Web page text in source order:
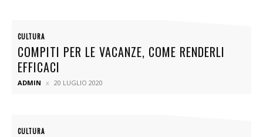
CULTURA
COMPITI PER LE VACANZE, COME RENDERLI
EFFICACI
ADMIN 20 LUGLIO 2020
CULTURA